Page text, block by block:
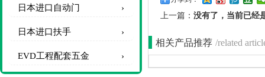
日本进口自动门
日本进口扶手
EVD工程配套五金
上一篇： 没有了，当前已经
相关产品推荐 /related